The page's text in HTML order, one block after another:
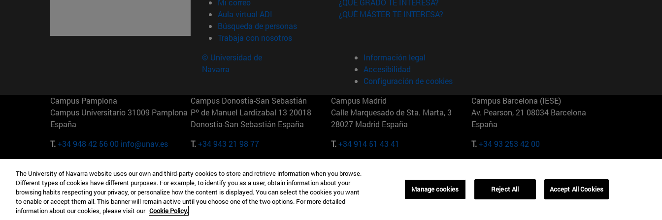
Mi correo
Aula virtual ADI (abre en nueva ventana)
Búsqueda de personas(abre en nueva ventana)
Trabaja con nosotros(abre en nueva ventana)
¿QUÉ GRADO TE INTERESA?
¿QUÉ MÁSTER TE INTERESA?
© Universidad de
Navarra
Información legal
Accesibilidad
Configuración de cookies
Campus Pamplona
Campus Universitario 31009 Pamplona
España
T.+34 948 42 56 00 info@unav.es
Campus Donostia-San Sebastián
Pº de Manuel Lardizabal 13 20018
Donostia-San Sebastián España
T.+34 943 21 98 77
Campus Madrid
Calle Marquesado de Sta. Marta, 3
28027 Madrid España
T.+34 914 51 43 41
Campus Barcelona (IESE)
Av. Pearson, 21 08034 Barcelona
España
T.+34 93 253 42 00
Camino del Cerro Águila 3 28023
Madrid España
T.+34 912 11 30 00
165 W 57th St 10019-2201 Nueva York
EE.UU
T.+1 646 346 8850
Maria-Theresia-Straße 15 81675
Múnich Alemania
T.+49 89 24209790
01321001 Bela Vista Brasil
The University of Navarra website uses our own and third-party cookies to store and retrieve information when you browse.
Different types of cookies have different purposes. For example, to identify you as a user, obtain information about your
browsing habits respecting your privacy, or personalize how the content is displayed. You can select the cookies you want
to enable or accept them all. This banner will remain active until you choose one of the two options. For more detailed
information about our cookies, please visit our Cookie Policy.
Manage cookies Reject All Accept All Cookies